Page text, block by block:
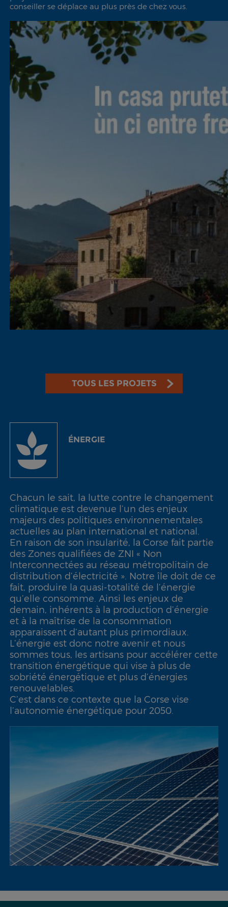
conseiller se déplace au plus près de chez vous.
TOUS LES PROJETS
ÉNERGIE
Chacun le sait, la lutte contre le changement
climatique est devenue l’un des enjeux
majeurs des politiques environnementales
actuelles au plan international et national.
En raison de son insularité, la Corse fait partie
des Zones qualifiées de ZNI « Non
Interconnectées au réseau métropolitain de
distribution d’électricité ». Notre île doit de ce
fait, produire la quasi-totalité de l’énergie
qu’elle consomme. Ainsi les enjeux de
demain, inhérents à la production d’énergie
et à la maîtrise de la consommation
apparaissent d’autant plus primordiaux.
L’énergie est donc notre avenir et nous
sommes tous, les artisans pour accélérer cette
transition énergétique qui vise à plus de
sobriété énergétique et plus d’énergies
renouvelables.
C’est dans ce contexte que la Corse vise
l’autonomie énergétique pour 2050.